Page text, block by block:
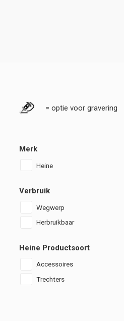
= optie voor gravering
Merk
Heine
Verbruik
Wegwerp
Herbruikbaar
Heine Productsoort
Accessoires
Trechters